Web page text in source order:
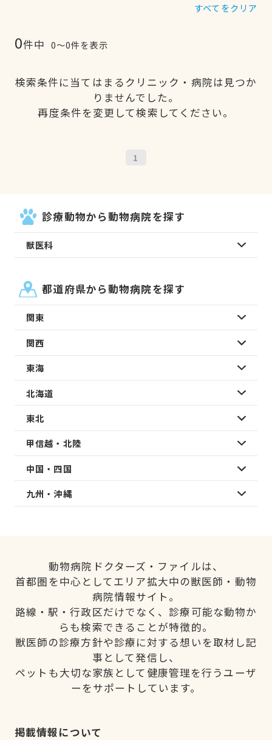
すべてをクリア
0件中 0〜0件を表示
検索条件に当てはまるクリニック・病院は見つか
りませんでした。
再度条件を変更して検索してください。
1
診療動物から動物病院を探す
獣医科
都道府県から動物病院を探す
関東
関西
東海
北海道
東北
甲信越・北陸
中国・四国
九州・沖縄
動物病院ドクターズ・ファイルは、
首都圏を中心としてエリア拡大中の獣医師・動物
病院情報サイト。
路線・駅・行政区だけでなく、診療可能な動物か
らも検索できることが特徴的。
獣医師の診療方針や診療に対する想いを取材し記
事として発信し、
ペットも大切な家族として健康管理を行うユーザ
ーをサポートしています。
掲載情報について